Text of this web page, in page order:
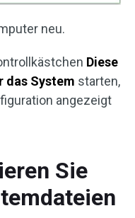
neu.
Diese
das System starten,
angezeigt
Sie